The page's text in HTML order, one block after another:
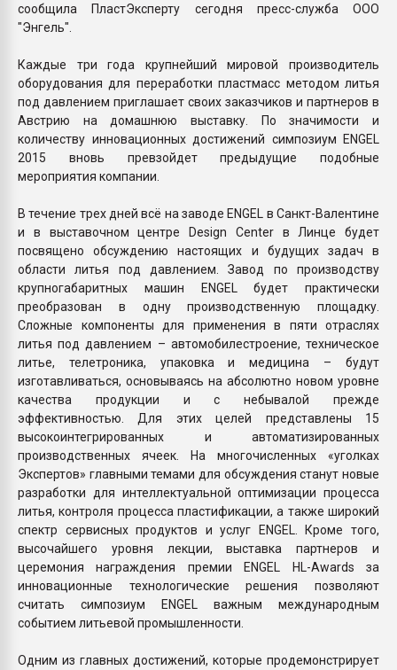
сообщила ПластЭксперту сегодня пресс-служба ООО
"Энгель".
Каждые три года крупнейший мировой производитель
оборудования для переработки пластмасс методом литья
под давлением приглашает своих заказчиков и партнеров в
Австрию на домашнюю выставку. По значимости и
количеству инновационных достижений симпозиум ENGEL
2015 вновь превзойдет предыдущие подобные
мероприятия компании.
В течение трех дней всё на заводе ENGEL в Санкт-Валентине
и в выставочном центре Design Center в Линце будет
посвящено обсуждению настоящих и будущих задач в
области литья под давлением. Завод по производству
крупногабаритных машин ENGEL будет практически
преобразован в одну производственную площадку.
Сложные компоненты для применения в пяти отраслях
литья под давлением – автомобилестроение, техническое
литье, телетроника, упаковка и медицина – будут
изготавливаться, основываясь на абсолютно новом уровне
качества продукции и с небывалой прежде
эффективностью. Для этих целей представлены 15
высокоинтегрированных и автоматизированных
производственных ячеек. На многочисленных «уголках
Экспертов» главными темами для обсуждения станут новые
разработки для интеллектуальной оптимизации процесса
литья, контроля процесса пластификации, а также широкий
спектр сервисных продуктов и услуг ENGEL. Кроме того,
высочайшего уровня лекции, выставка партнеров и
церемония награждения премии ENGEL HL-Awards за
инновационные технологические решения позволяют
считать симпозиум ENGEL важным международным
событием литьевой промышленности.
Одним из главных достижений, которые продемонстрирует